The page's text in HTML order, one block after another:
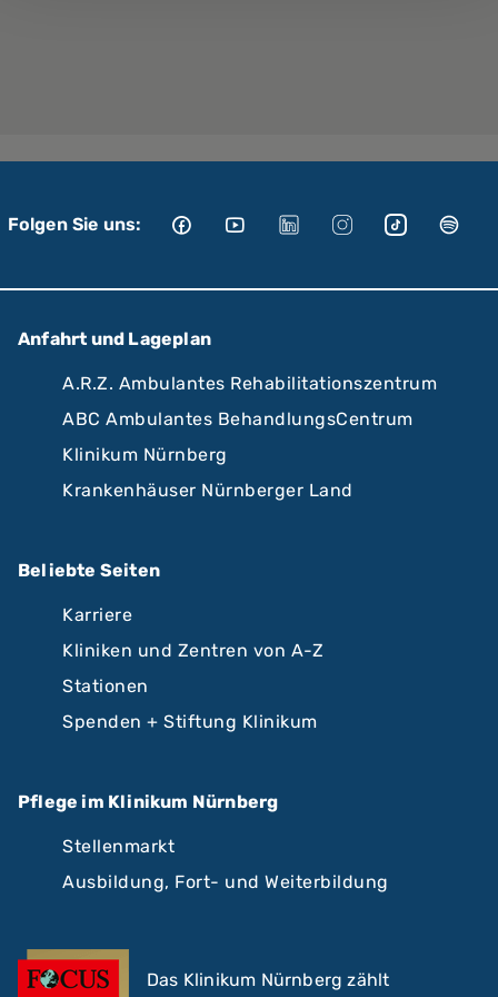
Folgen Sie uns:
Anfahrt und Lageplan
A.R.Z. Ambulantes Rehabilitationszentrum
ABC Ambulantes BehandlungsCentrum
Klinikum Nürnberg
Krankenhäuser Nürnberger Land
Beliebte Seiten
Karriere
Kliniken und Zentren von A-Z
Stationen
Spenden + Stiftung Klinikum
Pflege im Klinikum Nürnberg
Stellenmarkt
Ausbildung, Fort- und Weiterbildung
Das Klinikum Nürnberg zählt